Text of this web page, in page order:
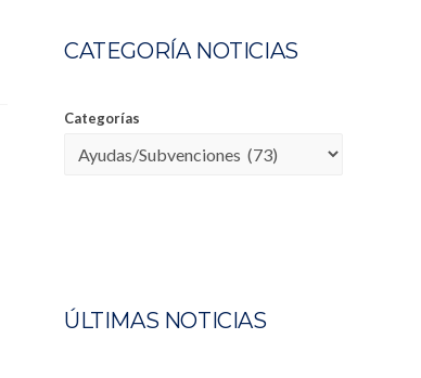
CATEGORÍA NOTICIAS
Categorías
ÚLTIMAS NOTICIAS